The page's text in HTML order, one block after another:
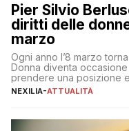
Pier Silvio
diritti delle
marzo
Ogni anno l’8 marzo
Donna diventa
prendere una posizione
sua complessità e
NEXILIA-ATTUALITÀ